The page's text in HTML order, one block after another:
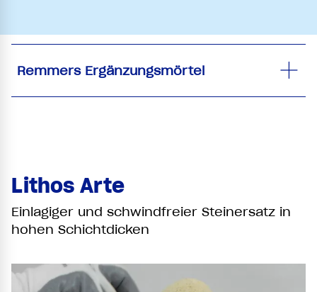
Remmers Ergänzungsmörtel
Lithos Arte
Einlagiger und schwindfreier Steinersatz in
hohen Schichtdicken